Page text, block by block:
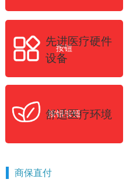
舒适医疗环境
按钮按钮
先进医疗硬件
设备
按钮
商保直付